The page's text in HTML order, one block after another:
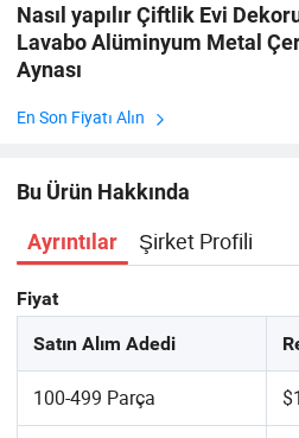
Nasıl yapılır Çiftlik Evi
Lavabo Alüminyum Metal
Aynası
En Son Fiyatı Alın
Bu Ürün Hakkında
Ayrıntılar Şirket Profili
Fiyat
Satın Alım Adedi
100-499 Parça